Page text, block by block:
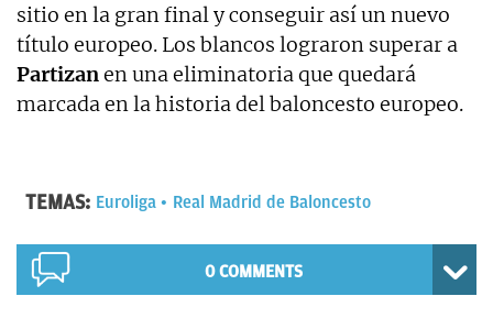
sitio en la gran final y conseguir así un nuevo
título europeo. Los blancos lograron superar a
Partizanen una eliminatoria que quedará
marcada en la historia del baloncesto europeo.
TEMAS: Euroliga Real Madrid de Baloncesto
0 COMMENTS